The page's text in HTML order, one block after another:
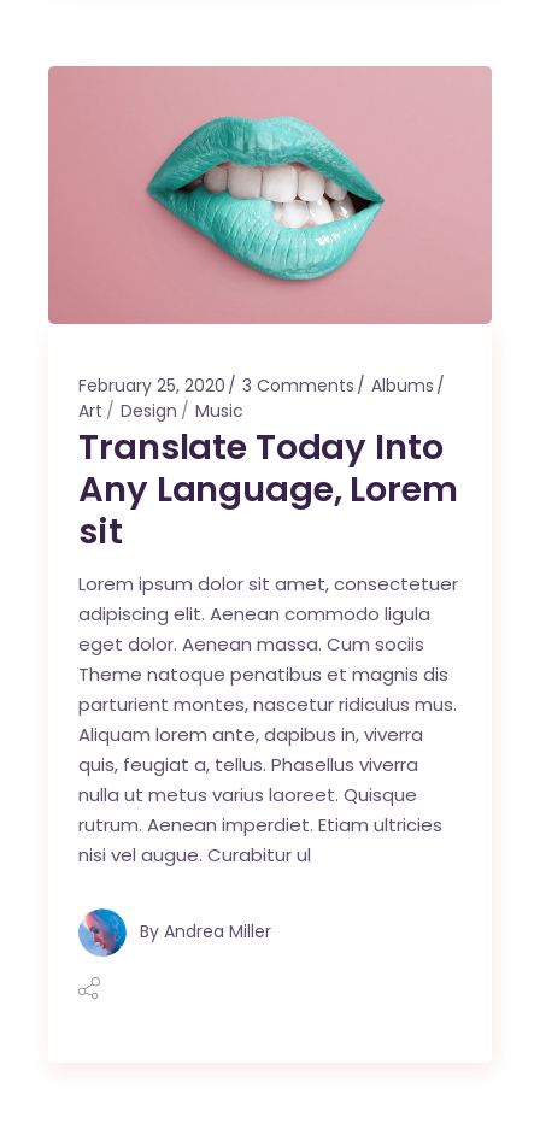
February 25, 2020 3 Comments
Albums
Art
Design Music
Translate Today Into
Any Language, Lorem
sit
Lorem ipsum dolor sit amet, consectetuer
adipiscing elit. Aenean commodo ligula
eget dolor. Aenean massa. Cum sociis
Theme natoque penatibus et magnis dis
parturient montes, nascetur ridiculus mus.
Aliquam lorem ante, dapibus in, viverra
quis, feugiat a, tellus. Phasellus viverra
nulla ut metus varius laoreet. Quisque
rutrum. Aenean imperdiet. Etiam ultricies
nisi vel augue. Curabitur ul
By Andrea Miller